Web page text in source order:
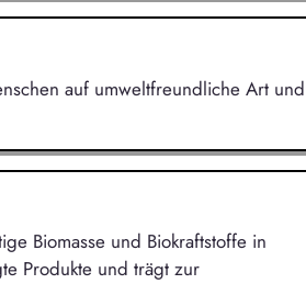
auf umweltfreundliche Art und
Biomasse und Biokraftstoffe in
Produkte und trägt zur